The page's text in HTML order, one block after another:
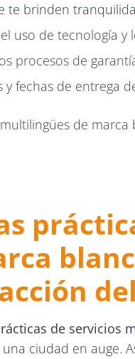
te brinden
uso de tecnología y
procesos de
y fechas de entrega
de
de servicios
ciudad en auge.